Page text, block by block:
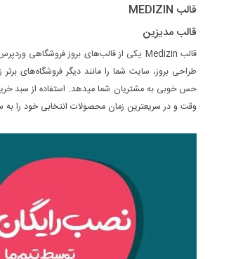
قالب MEDIZIN
قالب مدیزین
طراحی بروز، سایت شما را مانند دیگر فروشگاه‌های
حس خوبی به مشتریان شما میدهد. استفاده از سبد
وقت و در سریعترین زمان محصولات انتخابی خود را به